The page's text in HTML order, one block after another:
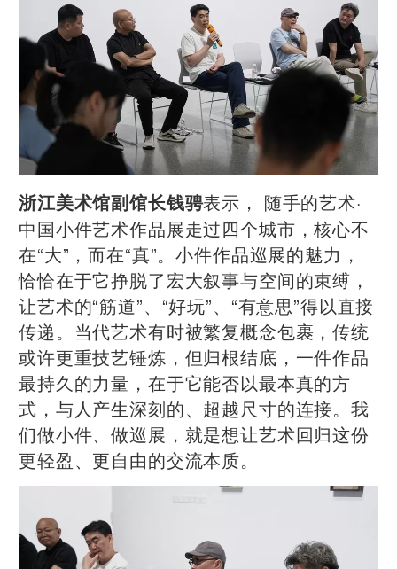
浙江美术馆副馆长钱骋表示， 随手的艺术·
中国小件艺术作品展走过四个城市，核心不
在“大”，而在“真”。小件作品巡展的魅力，
恰恰在于它挣脱了宏大叙事与空间的束缚，
让艺术的“筋道”、“好玩”、“有意思”得以直接
传递。当代艺术有时被繁复概念包裹，传统
或许更重技艺锤炼，但归根结底，一件作品
最持久的力量，在于它能否以最本真的方
式，与人产生深刻的、超越尺寸的连接。我
们做小件、做巡展，就是想让艺术回归这份
更轻盈、更自由的交流本质。